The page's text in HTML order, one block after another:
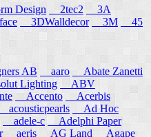
Design 2tec2
3A
3DWalldecor 3M
45
AB aaro
Abate Zanetti
Lighting
ABV
Accento
Acerbis
acousticpearls
Ad Hoc
adele-c
Adelphi Paper
aeris AG Land Agape